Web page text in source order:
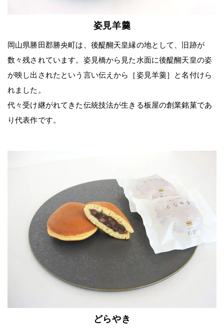
姿見羊羹
岡山県勝田郡勝央町は、後醍醐天皇縁の地として、旧跡が
数々残されています。姿見橋から見た水面に後醍醐天皇の姿
が映し出されたという言い伝えから［姿見羊羹］と名付けら
れました。
代々受け継がれてきた伝統技法が生きる板屋の創業銘菓であ
り代表作です。
どらやき